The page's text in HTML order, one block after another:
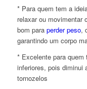
* Para quem tem a
relaxar ou movimentar
bom para perder peso,
garantindo um corpo
* Excelente para quem
inferiores, pois diminui
tornozelos